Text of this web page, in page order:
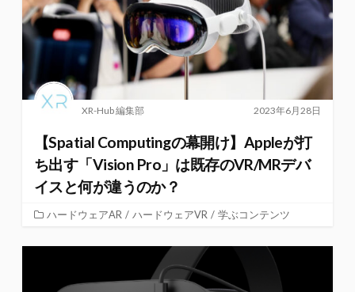
2023年6月28日
XR-Hub 編集部
【Spatial Computingの幕開け】Appleが打
ち出す「Vision Pro」は既存のVR/MRデバ
イスと何が違うのか？
ハードウェアAR / ハードウェアVR / 学ぶコンテンツ